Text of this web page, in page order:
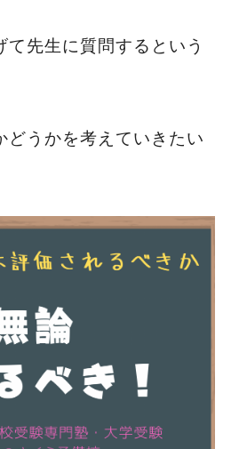
先生に質問するという
どうかを考えていきたい